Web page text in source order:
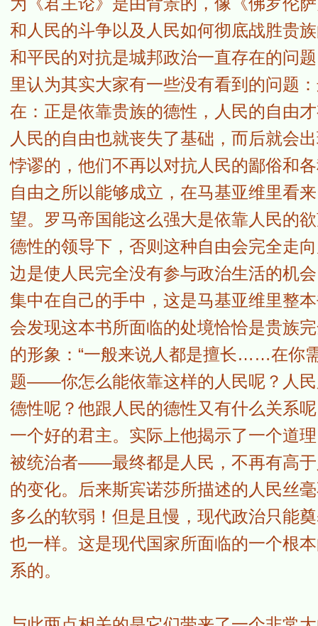
和人民的斗争以及人民如何彻底战胜贵
和平民的对抗是城邦政治一直存在的问
里认为其实大家有一些没有看到的问题
在：正是依靠贵族的德性，人民的自由
人民的自由也就丧失了基础，而后就
悖谬的，他们不再以对抗人民的鄙俗和
自由之所以能够成立，在马基亚维里看
望。罗马帝国能这么强大是依靠人民的
德性的领导下，否则这种自由会完全走
边是使人民完全没有参与政治生活的机
集中在自己的手中，这是马基亚维里整
会发现这本书所面临的处境恰恰是贵族
的形象：“一般来说人都是擅长……在你
题——你怎么能依靠这样的人民呢？人
德性呢？他跟人民的德性又有什么关系
一个好的君主。实际上他揭示了一个道
被统治者——最终都是人民，不再有高
的变化。后来斯宾诺莎所描述的人民丝
多么的软弱！但是且慢，现代政治只能
也一样。这是现代国家所面临的一个根
系的。